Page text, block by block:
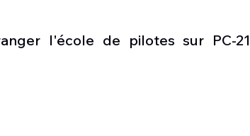
l'école de pilotes sur PC-21